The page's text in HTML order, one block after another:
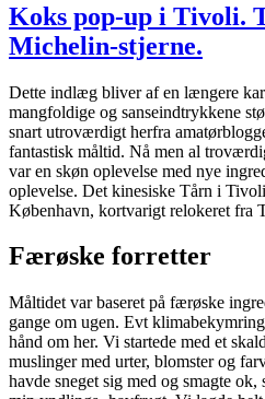
Torshavn
–
helt
i
fisk”
Koks pop-up i Tivoli.
Michelin-stjerne.
Dette indlæg bliver af en længere
mangfoldige og sanseindtrykkene
snart utroværdigt herfra
fantastisk måltid. Nå men al
var en skøn oplevelse med nye
oplevelse. Det kinesiske Tårn i
København, kortvarigt relokeret fra
Færøske forretter
Måltidet var baseret på færøske
gange om ugen. Evt
hånd om her. Vi startede med et
muslinger med urter, blomster og
havde sneget sig med og smagte